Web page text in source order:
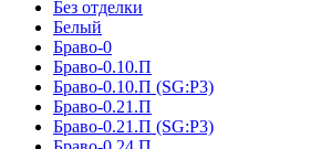
Без отделки
Белый
Браво-0
Браво-0.10.П
Браво-0.10.П (SG:P3)
Браво-0.21.П
Браво-0.21.П (SG:P3)